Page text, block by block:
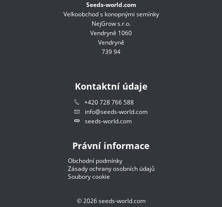
Seeds-world.com
Velkoobchod s konopnými semínky
NejGrow s.r.o.
Vendryně 1060
Vendryně
739 94
Kontaktní údaje
+420 728 766 588
info@seeds-world.com
seeds-world.com
Právní informace
Obchodní podmínky
Zásady ochrany osobních údajů
Soubory cookie
©2026seeds-world.com